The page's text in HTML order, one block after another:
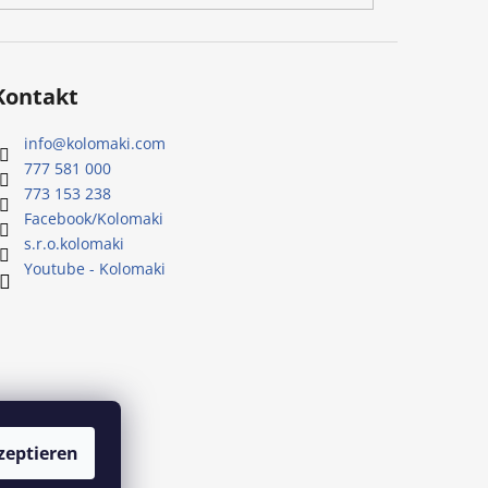
info@kolomaki.com
777 581 000
773 153 238
Facebook/Kolomaki
s.r.o.kolomaki
Youtube - Kolomaki